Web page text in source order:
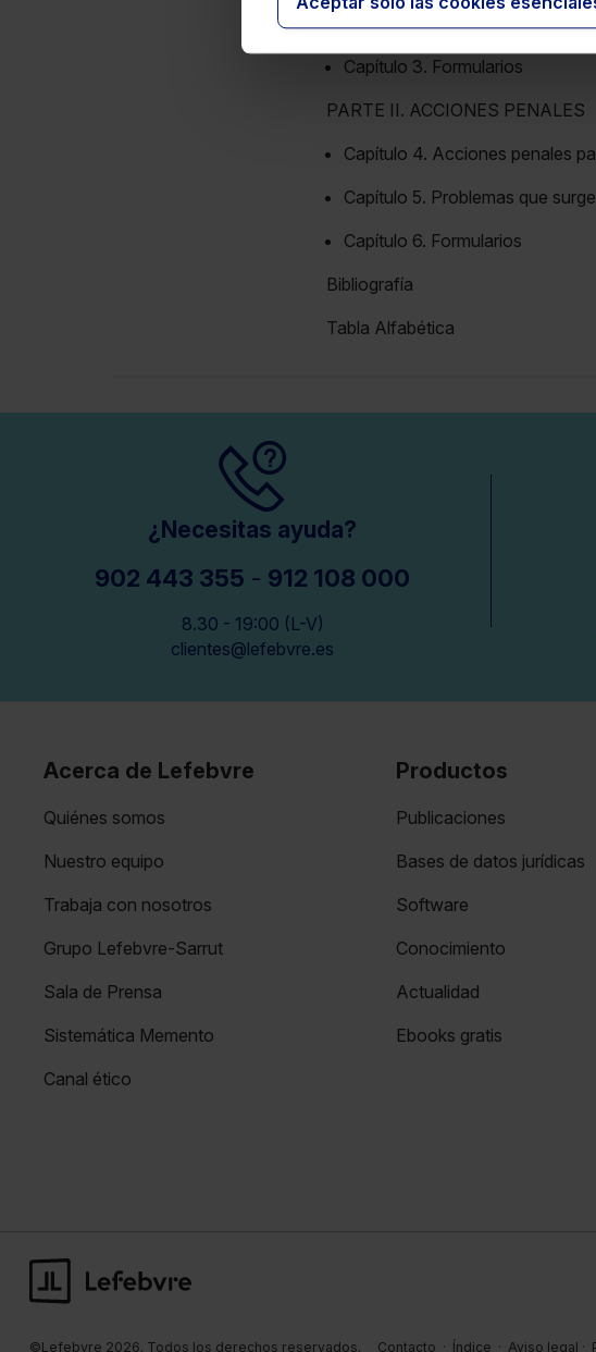
Capítulo 2. Problemática
Capítulo 3. Formularios
PARTE II. ACCIONES PENALES
Capítulo 4. Acciones penales
Capítulo 5. Problemas que
Capítulo 6. Formularios
Bibliografía
Tabla Alfabética
¿Necesitas ayuda?
902 443 355 - 912 108 000
8.30 - 19:00 (L-V)
clientes@lefebvre.es
Acerca de Lefebvre
Quiénes somos
Nuestro equipo
Trabaja con nosotros
Grupo Lefebvre-Sarrut
Sala de Prensa
Sistemática Memento
Canal ético
Productos
Publicaciones
Bases de datos jurídicas
Software
Conocimiento
Actualidad
Ebooks gratis
©Lefebvre 2026. Todos los derechos reservados. Contacto · Índice · Aviso legal ·